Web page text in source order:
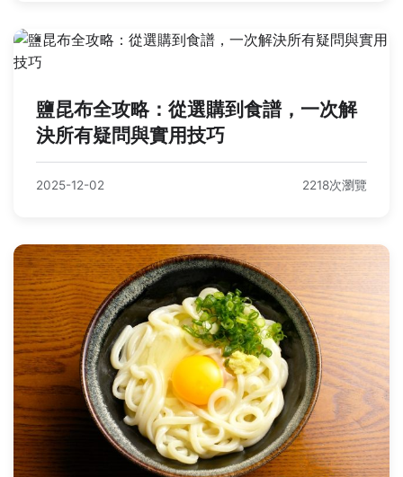
鹽昆布全攻略：從選購到食譜，一次解
決所有疑問與實用技巧
2025-12-02 2218次瀏覽